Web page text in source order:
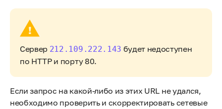
Сервер 212.109.222.143 будет недоступен
по HTTP и порту 80.
Если запрос на какой-либо из этих URL не удался,
необходимо проверить и скорректировать сетевые